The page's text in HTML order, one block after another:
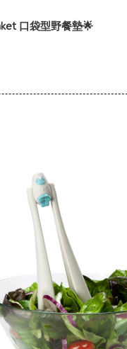
口袋型野餐墊🌟